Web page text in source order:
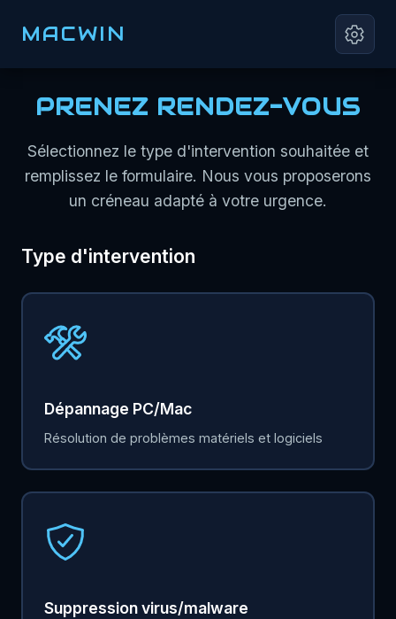
MACWIN
PRENEZ RENDEZ-VOUS
Sélectionnez le type d'intervention souhaitée et
remplissez le formulaire. Nous vous proposerons
un créneau adapté à votre urgence.
Type d'intervention
Dépannage PC/Mac
Résolution de problèmes matériels et logiciels
Suppression virus/malware